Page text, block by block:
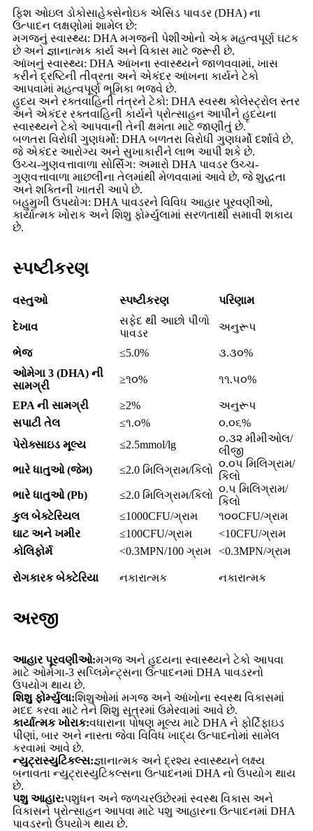
ફિશ ઓઇલ ડોકોસાહેક્સેનોઇક એસિડ પાવડર (DHA) ના
ઉત્પાદન લક્ષણોમાં શામેલ છે:
મગજનું સ્વાસ્થ્ય: DHA મગજની પેશીઓનો એક મહત્વપૂર્ણ ઘટક
છે અને જ્ઞાનાત્મક કાર્ય અને વિકાસ માટે જરૂરી છે.
આંખનું સ્વાસ્થ્ય: DHA આંખના સ્વાસ્થ્યને જાળવવામાં, ખાસ
કરીને દ્રષ્ટિની તીવ્રતા અને એકંદર આંખના કાર્યને ટેકો
આપવામાં મહત્વપૂર્ણ ભૂમિકા ભજવે છે.
હૃદય અને રક્તવાહિની તંત્રને ટેકો: DHA સ્વસ્થ કોલેસ્ટ્રોલ સ્તર
અને એકંદર રક્તવાહિની કાર્યને પ્રોત્સાહન આપીને હૃદયના
સ્વાસ્થ્યને ટેકો આપવાની તેની ક્ષમતા માટે જાણીતું છે.
બળતરા વિરોધી ગુણધર્મો: DHA બળતરા વિરોધી ગુણધર્મો દર્શાવે છે,
જે એકંદર આરોગ્ય અને સુખાકારીને લાભ આપી શકે છે.
ઉચ્ચ-ગુણવત્તાવાળા સોર્સિંગ: અમારો DHA પાવડર ઉચ્ચ-
ગુણવત્તાવાળા માછલીના તેલમાંથી મેળવવામાં આવે છે, જે શુદ્ધતા
અને શક્તિની ખાતરી આપે છે.
બહુમુખી ઉપયોગ: DHA પાવડરને વિવિધ આહાર પૂરવણીઓ,
કાર્યાત્મક ખોરાક અને શિશુ ફોર્મ્યુલામાં સરળતાથી સમાવી શકાય
છે.
સ્પષ્ટીકરણ
વસ્તુઓ સ્પષ્ટીકરણ પરિણામ
દેખાવ
સફેદ થી આછો પીળો
પાવડર
અનુરૂપ
ભેજ ≤5.0%
૩.૩૦%
ઓમેગા 3 (DHA) ની
સામગ્રી
≥૧૦% ૧૧.૫૦%
EPA ની સામગ્રી ≥2%
અનુરૂપ
સપાટી તેલ
≤૧.૦%
૦.૦૬%
પેરોક્સાઇડ મૂલ્ય
≤2.5mmol/lg
૦.૩૨ મીમીઓલ/
લીજી
ભારે ધાતુઓ (જેમ)
≤2.0 મિલિગ્રામ/કિલો
૦.૦૫ મિલિગ્રામ/
કિલો
ભારે ધાતુઓ (Pb)
≤2.0 મિલિગ્રામ/કિલો
૦.૫ મિલિગ્રામ/
કિલો
કુલ બેક્ટેરિયલ
≤1000CFU/ગ્રામ
૧૦૦CFU/ગ્રામ
ઘાટ અને ખમીર
≤100CFU/ગ્રામ
<10CFU/ગ્રામ
કોલિફોર્મ
<0.3MPN/100 ગ્રામ <0.3MPN/ગ્રામ
રોગકારક બેક્ટેરિયા નકારાત્મક નકારાત્મક
અરજી
આહાર પૂરવણીઓ:મગજ અને હૃદયના સ્વાસ્થ્યને ટેકો આપવા
માટે ઓમેગા-3 સપ્લિમેન્ટ્સના ઉત્પાદનમાં DHA પાવડરનો
ઉપયોગ થાય છે.
શિશુ ફોર્મ્યુલા:શિશુઓમાં મગજ અને આંખોના સ્વસ્થ વિકાસમાં
મદદ કરવા માટે તેને શિશુ સૂત્રમાં ઉમેરવામાં આવે છે.
કાર્યાત્મક ખોરાક:વધારાના પોષણ મૂલ્ય માટે DHA ને ફોર્ટિફાઇડ
પીણાં, બાર અને નાસ્તા જેવા વિવિધ ખાદ્ય ઉત્પાદનોમાં સામેલ
કરવામાં આવે છે.
ન્યુટ્રાસ્યુટિકલ્સ:જ્ઞાનાત્મક અને દ્રશ્ય સ્વાસ્થ્યને લક્ષ્ય
બનાવતા ન્યુટ્રાસ્યુટિકલ્સના ઉત્પાદનમાં DHA નો ઉપયોગ થાય
છે.
પશુ આહાર:પશુધન અને જળચરઉછેરમાં સ્વસ્થ વિકાસ અને
વિકાસને પ્રોત્સાહન આપવા માટે પશુ આહારના ઉત્પાદનમાં DHA
પાવડરનો ઉપયોગ થાય છે.